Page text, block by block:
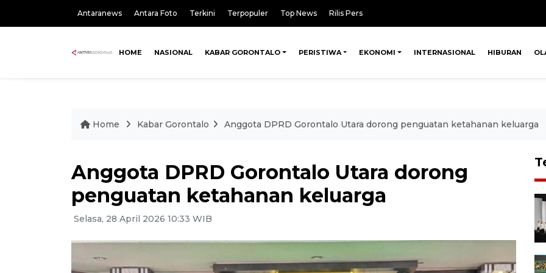
Antaranews Antara Foto Terkini Terpopuler Top News Rilis Pers
HOME NASIONAL KABAR GORONTALO PERISTIWA EKONOMI INTERNASIONAL HIBURAN
Home Kabar Gorontalo Anggota DPRD Gorontalo Utara dorong penguatan ketahanan keluarga
Anggota DPRD Gorontalo Utara dorong
penguatan ketahanan keluarga
Selasa, 28 April 2026 10:33 WIB